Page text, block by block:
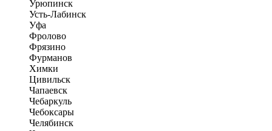
Урюпинск
Усть-Лабинск
Уфа
Фролово
Фрязино
Фурманов
Химки
Цивильск
Чапаевск
Чебаркуль
Чебоксары
Челябинск